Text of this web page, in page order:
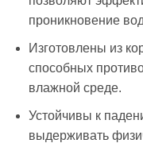
проникновение
Изготовлены из
способных
влажной среде.
Устойчивы к
выдерживать